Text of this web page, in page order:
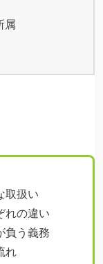
属
取扱い
れの違い
負う義務
れ